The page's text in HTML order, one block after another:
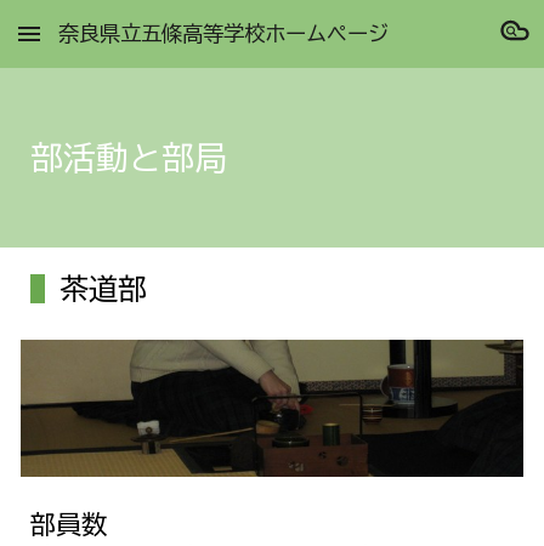
Skip to main content Skip to navigation
奈良県立五條高等学校ホームページ
部活動と部局
茶道部
部員数